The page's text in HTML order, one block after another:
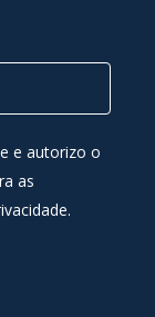
e autorizo o
as